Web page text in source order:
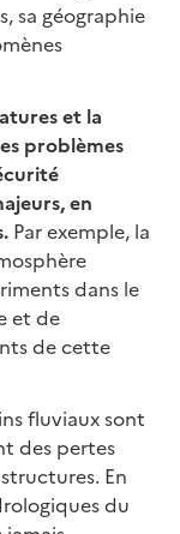
sa géographie
et la
problèmes
en
Par exemple, la
dans le
et de
de cette
fluviaux sont
des pertes
En
du